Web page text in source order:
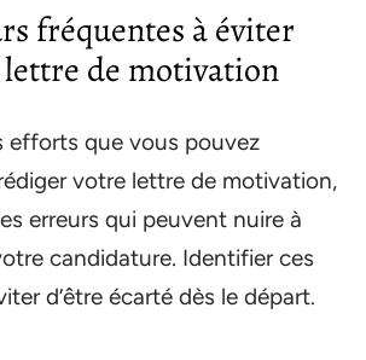
fréquentes à éviter
lettre de motivation
efforts que vous pouvez
votre lettre de motivation,
erreurs qui peuvent nuire à
candidature. Identifier ces
d’être écarté dès le départ.